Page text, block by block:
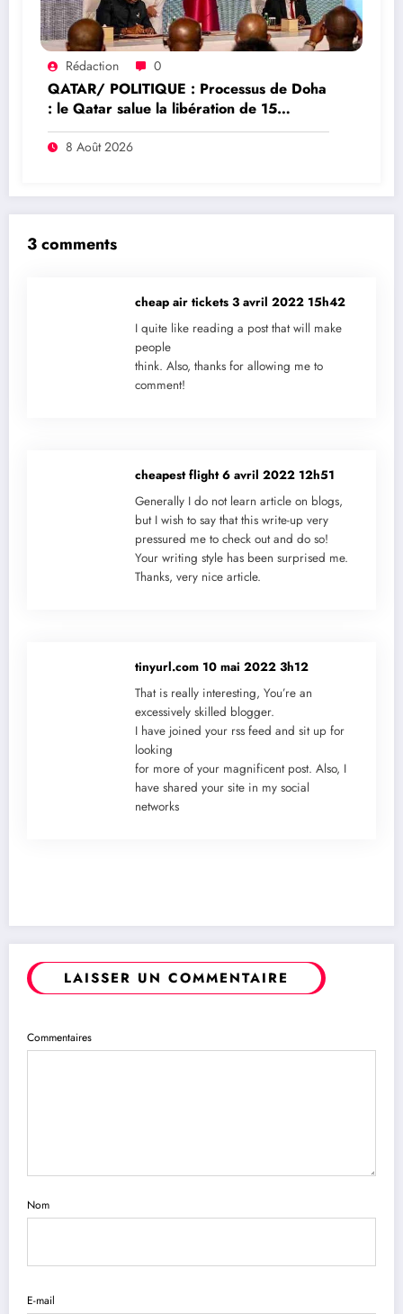
Rédaction 0
QATAR/ POLITIQUE : Processus de Doha
: le Qatar salue la libération de 15
détenus et leur transfert à l’AFC/M23
8 Août 2026
3 comments
cheap air tickets 3 avril 2022 15h42
I quite like reading a post that will make
people
think. Also, thanks for allowing me to
comment!
cheapest flight6 avril 2022 12h51
Generally I do not learn article on blogs,
but I wish to say that this write-up very
pressured me to check out and do so!
Your writing style has been surprised me.
Thanks, very nice article.
tinyurl.com 10 mai 2022 3h12
That is really interesting, You’re an
excessively skilled blogger.
I have joined your rss feed and sit up for
looking
for more of your magnificent post. Also, I
have shared your site in my social
networks
LAISSER UN COMMENTAIRE
Commentaires
Nom
E-mail